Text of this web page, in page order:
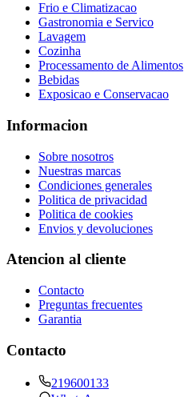
Frio e Climatizacao
Gastronomia e Servico
Lavagem
Cozinha
Processamento de Alimentos
Bebidas
Exposicao e Conservacao
Informacion
Sobre nosotros
Nuestras marcas
Condiciones generales
Politica de privacidad
Politica de cookies
Envios y devoluciones
Atencion al cliente
Contacto
Preguntas frecuentes
Garantia
Contacto
219600133